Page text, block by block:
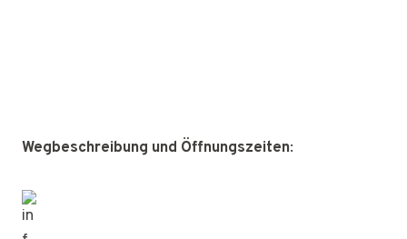
Wegbeschreibung und Öffnungszeiten: